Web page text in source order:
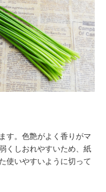
す。色艶がよく香りがマ
くしおれやすいため、紙
使いやすいように切って